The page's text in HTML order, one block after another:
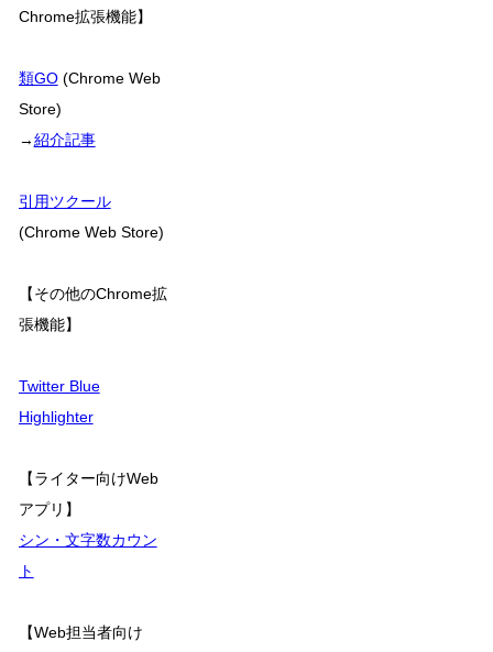
Chrome拡張機能】
類GO(Chrome Web
Store)
→紹介記事
引用ツクール
(Chrome Web Store)
【その他のChrome拡
張機能】
Twitter Blue
Highlighter
【ライター向けWeb
アプリ】
シン・文字数カウン
ト
【Web担当者向け